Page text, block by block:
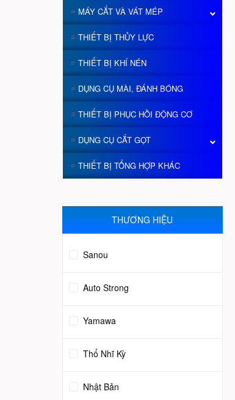
MÁY CẮT VÀ VÁT MÉP
THIẾT BỊ THỦY LỰC
THIẾT BỊ KHÍ NÉN
DỤNG CỤ MÀI, ĐÁNH BÓNG
THIẾT BỊ PHỤC HỒI ĐỘNG CƠ
DỤNG CỤ CẮT GỌT
THIẾT BỊ TỔNG HỢP KHÁC
THƯƠNG HIỆU
Sanou
Auto Strong
Yamawa
Thổ Nhĩ Kỳ
Nhật Bản